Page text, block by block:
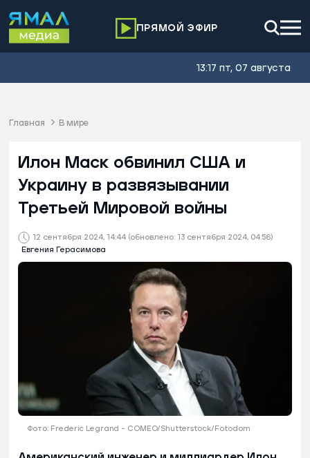
ПРЯМОЙ ЭФИР
13:17 пт, 07 августа
Главная В мире
12 сентября 2024, 14:44 (обновлено: 13 сентября 2024, 04:56)
Евгения Герасимова
Илон Маск обвинил США и
Украину в развязывании
Третьей Мировой войны
Фото: Frederic Legrand - COMEO/Shutterstock/Fotodom